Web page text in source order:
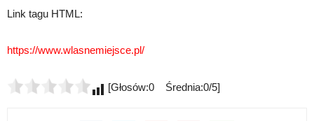
Link tagu HTML:
https://www.wlasnemiejsce.pl/
[Głosów:0 Średnia:0/5]